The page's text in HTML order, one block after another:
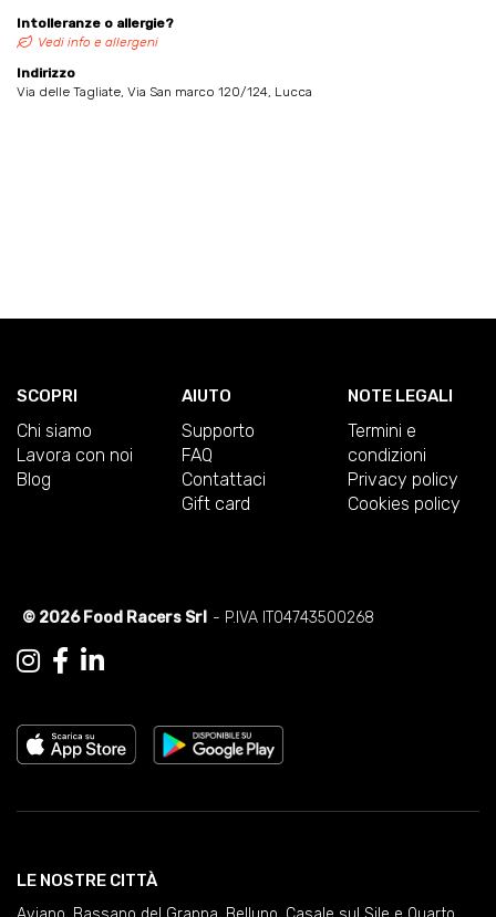
Intolleranze o allergie?
Vedi info e allergeni
Indirizzo
Via delle Tagliate, Via San marco 120/124, Lucca
SCOPRI
Chi siamo
Lavora con noi
Blog
AIUTO
Supporto
FAQ
Contattaci
Gift card
NOTE LEGALI
Termini e
condizioni
Privacy policy
Cookies policy
© 2026 Food Racers Srl - P.IVA IT04743500268
LE NOSTRE CITTÀ